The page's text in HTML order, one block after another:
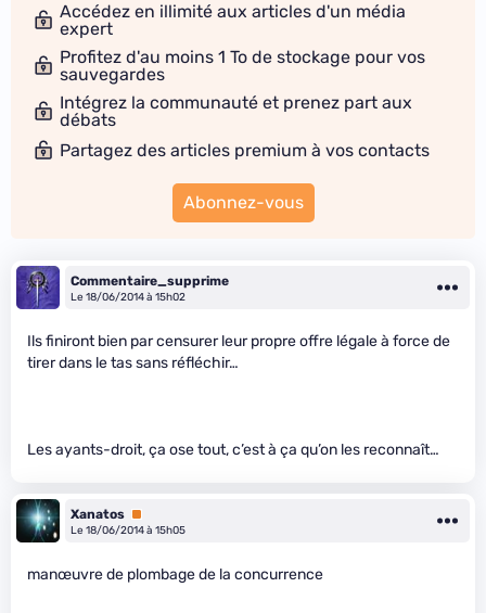
Accédez en illimité aux articles d'un média
expert
Profitez d'au moins 1 To de stockage pour vos
sauvegardes
Intégrez la communauté et prenez part aux
débats
Partagez des articles premium à vos contacts
Abonnez-vous
Commentaire_supprime
Le 18/06/2014 à 15h02
Ils finiront bien par censurer leur propre offre légale à force de
tirer dans le tas sans réfléchir…
Les ayants-droit, ça ose tout, c’est à ça qu’on les reconnaît…
Xanatos Premium
Le 18/06/2014 à 15h05
manœuvre de plombage de la concurrence